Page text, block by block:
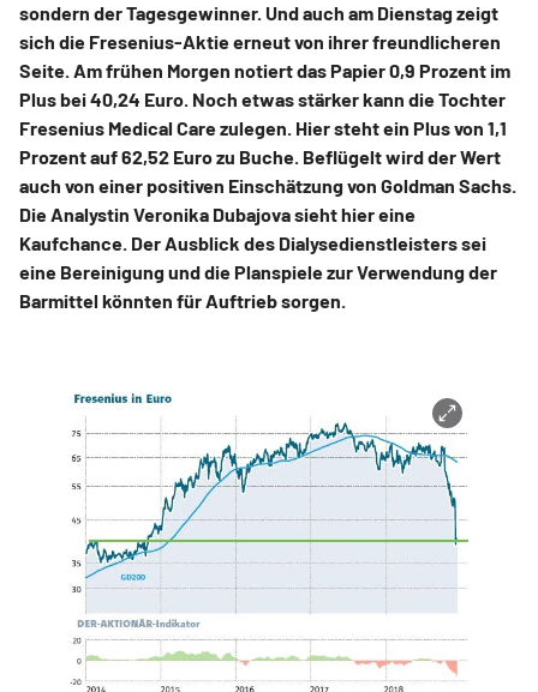
sondern der Tagesgewinner. Und auch am Dienstag zeigt
sich die Fresenius-Aktie erneut von ihrer freundlicheren
Seite. Am frühen Morgen notiert das Papier 0,9 Prozent im
Plus bei 40,24 Euro. Noch etwas stärker kann die Tochter
Fresenius Medical Care zulegen. Hier steht ein Plus von 1,1
Prozent auf 62,52 Euro zu Buche. Beflügelt wird der Wert
auch von einer positiven Einschätzung von Goldman Sachs.
Die Analystin Veronika Dubajova sieht hier eine
Kaufchance. Der Ausblick des Dialysedienstleisters sei
eine Bereinigung und die Planspiele zur Verwendung der
Barmittel könnten für Auftrieb sorgen.